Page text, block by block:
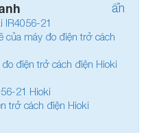
ẩn
IR4056-21
của máy đo điện trở cách
điện trở cách điện Hioki
21 Hioki
trở cách điện Hioki